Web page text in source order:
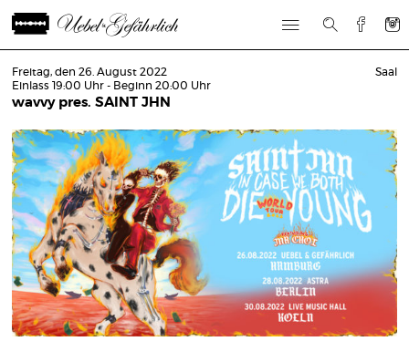
Freitag, den 26. August 2022
Einlass 19:00 Uhr - Beginn 20:00 Uhr
wavvy pres. SAINT JHN
Saal